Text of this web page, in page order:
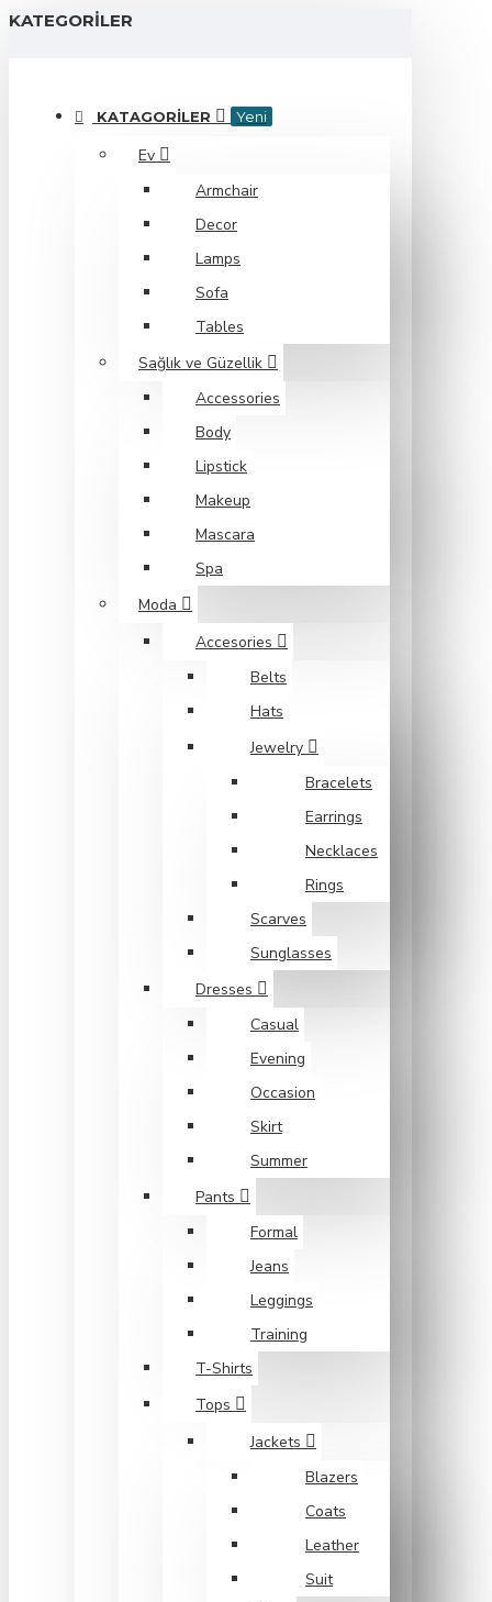
KATEGORILER
KATAGORILER Yeni
Ev
Armchair
Decor
Lamps
Sofa
Tables
Sağlık ve Güzellik
Accessories
Body
Lipstick
Makeup
Mascara
Spa
Moda
Accesories
Belts
Hats
Jewelry
Bracelets
Earrings
Necklaces
Rings
Scarves
Sunglasses
Dresses
Casual
Evening
Occasion
Skirt
Summer
Pants
Formal
Jeans
Leggings
Training
T-Shirts
Tops
Jackets
Blazers
Coats
Leather
Suit